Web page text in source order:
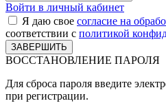
Войти в личный кабинет
Я даю свое согласие на
соответствии с политикой
ВОССТАНОВЛЕНИЕ ПАРОЛЯ
Для сброса пароля введите
при регистрации.